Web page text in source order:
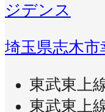
ジデンス
埼玉県志木市
東武東上
東武東上